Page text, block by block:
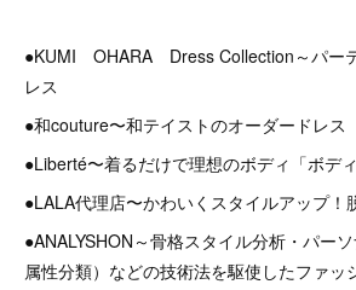
●KUMI OHARA Dress Collection～パー
レス
●和couture〜和テイストのオーダードレス
●Liberté〜着るだけで理想のボディ「ボデ
●LALA代理店〜かわいくスタイルアップ！
●ANALYSHON～骨格スタイル分析・パー
属性分類）などの技術法を駆使したファッ